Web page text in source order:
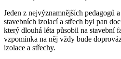
Jeden z nejvýznamnějších pedagogů
stavebních izolací a střech byl pan
který dlouhá léta působil na stavební
vzpomínka na něj vždy bude
izolace a střechy.